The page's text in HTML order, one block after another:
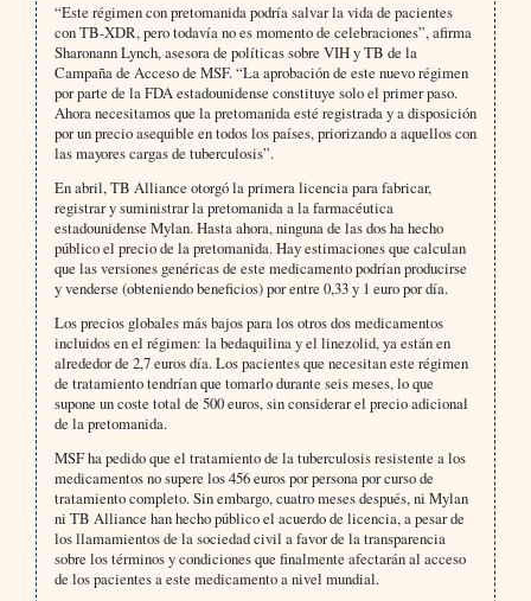
“Este régimen con pretomanida podría salvar la vida de pacientes
con TB-XDR, pero todavía no es momento de celebraciones”, afirma
Sharonann Lynch, asesora de políticas sobre VIH y TB de la
Campaña de Acceso de MSF. “La aprobación de este nuevo régimen
por parte de la FDA estadounidense constituye solo el primer paso.
Ahora necesitamos que la pretomanida esté registrada y a disposición
por un precio asequible en todos los países, priorizando a aquellos con
las mayores cargas de tuberculosis”.
En abril, TB Alliance otorgó la primera licencia para fabricar,
registrar y suministrar la pretomanida a la farmacéutica
estadounidense Mylan. Hasta ahora, ninguna de las dos ha hecho
público el precio de la pretomanida. Hay estimaciones que calculan
que las versiones genéricas de este medicamento podrían producirse
y venderse (obteniendo beneficios) por entre 0,33 y 1 euro por día.
Los precios globales más bajos para los otros dos medicamentos
incluidos en el régimen: la bedaquilina y el linezolid, ya están en
alrededor de 2,7 euros día. Los pacientes que necesitan este régimen
de tratamiento tendrían que tomarlo durante seis meses, lo que
supone un coste total de 500 euros, sin considerar el precio adicional
de la pretomanida.
MSF ha pedido que el tratamiento de la tuberculosis resistente a los
medicamentos no supere los 456 euros por persona por curso de
tratamiento completo. Sin embargo, cuatro meses después, ni Mylan
ni TB Alliance han hecho público el acuerdo de licencia, a pesar de
los llamamientos de la sociedad civil a favor de la transparencia
sobre los términos y condiciones que finalmente afectarán al acceso
de los pacientes a este medicamento a nivel mundial.